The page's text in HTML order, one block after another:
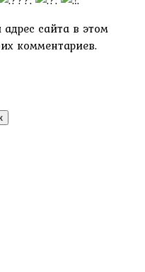
сайта в этом
комментариев.